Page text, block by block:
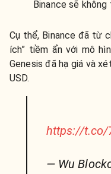
Binance sẽ không
Cụ thể, Binance đã từ
ích” tiềm ẩn với mô
Genesis đã hạ giá và
USD.
https://t.co/
— Wu